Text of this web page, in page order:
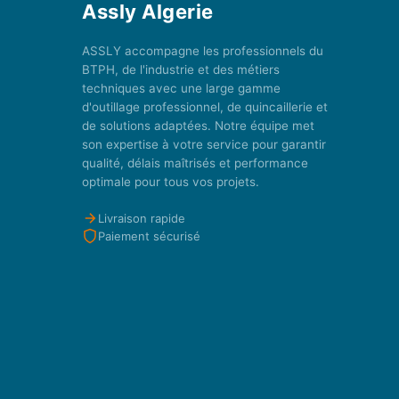
Assly Algerie
ASSLY accompagne les professionnels du
BTPH, de l'industrie et des métiers
techniques avec une large gamme
d'outillage professionnel, de quincaillerie et
de solutions adaptées. Notre équipe met
son expertise à votre service pour garantir
qualité, délais maîtrisés et performance
optimale pour tous vos projets.
Livraison rapide
Paiement sécurisé